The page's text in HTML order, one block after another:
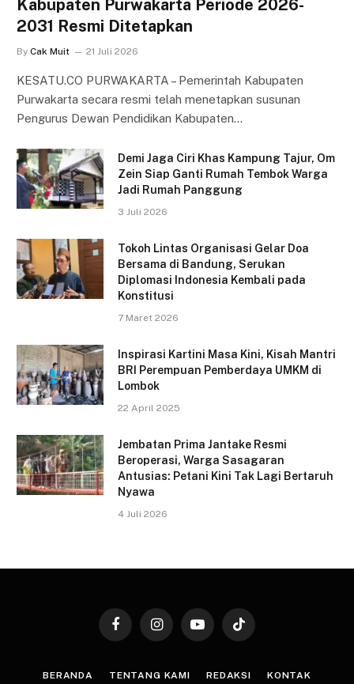
Kabupaten Purwakarta Periode 2026-
2031 Resmi Ditetapkan
By Cak Muit 21 Juli 2026
KESATU.CO PURWAKARTA – Pemerintah Kabupaten
Purwakarta secara resmi telah menetapkan susunan
Pengurus Dewan Pendidikan Kabupaten…
Demi Jaga Ciri Khas Kampung Tajur, Om
Zein Siap Ganti Rumah Tembok Warga
Jadi Rumah Panggung
3 Juli 2026
Tokoh Lintas Organisasi Gelar Doa
Bersama di Bandung, Serukan
Diplomasi Indonesia Kembali pada
Konstitusi
7 Maret 2026
Inspirasi Kartini Masa Kini, Kisah Mantri
BRI Perempuan Pemberdaya UMKM di
Lombok
22 April 2025
Jembatan Prima Jantake Resmi
Beroperasi, Warga Sasagaran
Antusias: Petani Kini Tak Lagi Bertaruh
Nyawa
4 Juli 2026
FacebookInstagramYouTubeTikTok
BERANDA TENTANG KAMI REDAKSI KONTAK